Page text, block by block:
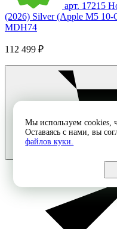
арт. 17215
(2026) Silver (Apple M5
MDH74
112 499 ₽
Мы используем cookies,
Оставаясь с нами, вы
файлов куки.